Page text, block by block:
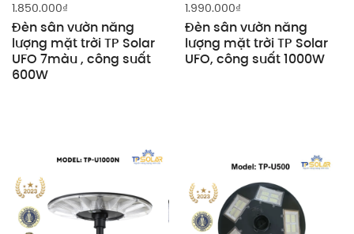
1.850.000₫
Đèn sân vườn năng
lượng mặt trời TP Solar
UFO 7màu , công suất
600W
1.990.000₫
Đèn sân vườn năng
lượng mặt trời TP Solar
UFO, công suất 1000W